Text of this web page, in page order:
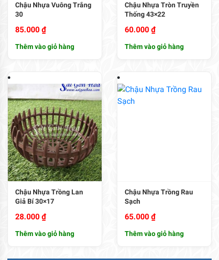
Chậu Nhựa Vuông Trắng
30
85.000 ₫
Thêm vào giỏ hàng
Chậu Nhựa Tròn Truyền
Thống 43×22
60.000 ₫
Thêm vào giỏ hàng
Chậu Nhựa Trồng Lan
Giả Bí 30×17
28.000 ₫
Thêm vào giỏ hàng
Chậu Nhựa Trồng Rau
Sạch
65.000 ₫
Thêm vào giỏ hàng